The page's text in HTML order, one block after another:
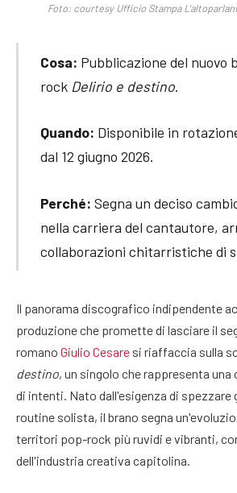
Foto: courtesy Ufficio Stampa
Cosa: Pubblicazione del nuovo
rock Delirio e destino.
Quando: Disponibile in
dal 12 giugno 2026.
Perché: Segna un deciso
nella carriera del cantautore,
collaborazioni chitarristiche di
Il panorama discografico indipendente
produzione che promette di lasciare il
romano Giulio Cesare si riaffaccia sulla
destino, un singolo che rappresenta
di intenti. Nato dall'esigenza di spezzare
routine solista, il brano segna
territori pop-rock più ruvidi e vibranti,
dell'industria creativa capitolina.